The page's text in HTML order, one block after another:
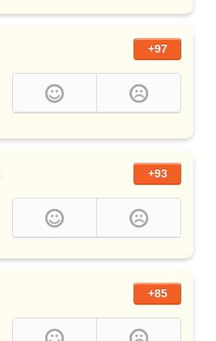
+97
+93
+85